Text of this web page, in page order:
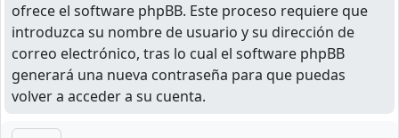
ofrece el software phpBB. Este proceso requiere que
introduzca su nombre de usuario y su dirección de
correo electrónico, tras lo cual el software phpBB
generará una nueva contraseña para que puedas
volver a acceder a su cuenta.